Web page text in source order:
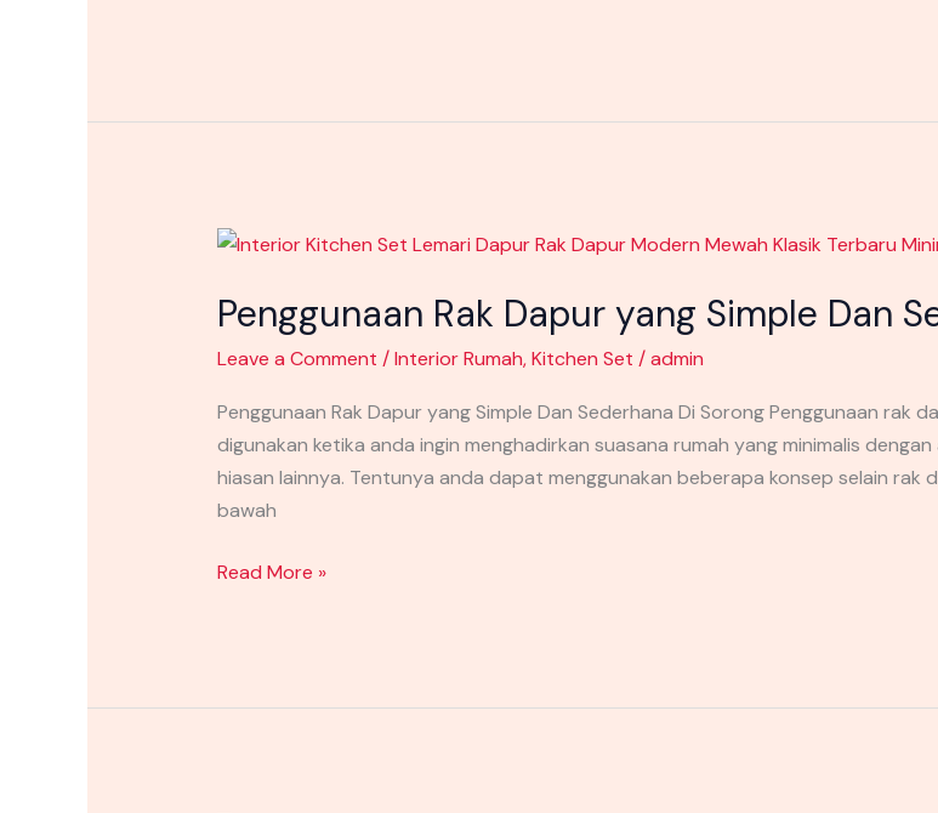
Penggunaan Rak Dapur yang Simple Dan
Leave a Comment /Interior Rumah,Kitchen Set /admin
Penggunaan Rak Dapur yang Simple Dan Sederhana Di Sorong Penggunaan
digunakan ketika anda ingin menghadirkan suasana rumah yang minimalis
hiasan lainnya. Tentunya anda dapat menggunakan beberapa konsep selain rak
bawah
Penggunaan
Dapur
Simple
Dan
Sederhana
Di
Sorong
Read More »